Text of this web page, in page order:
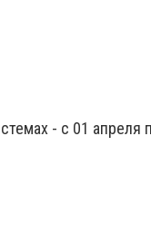
- с 01 апреля